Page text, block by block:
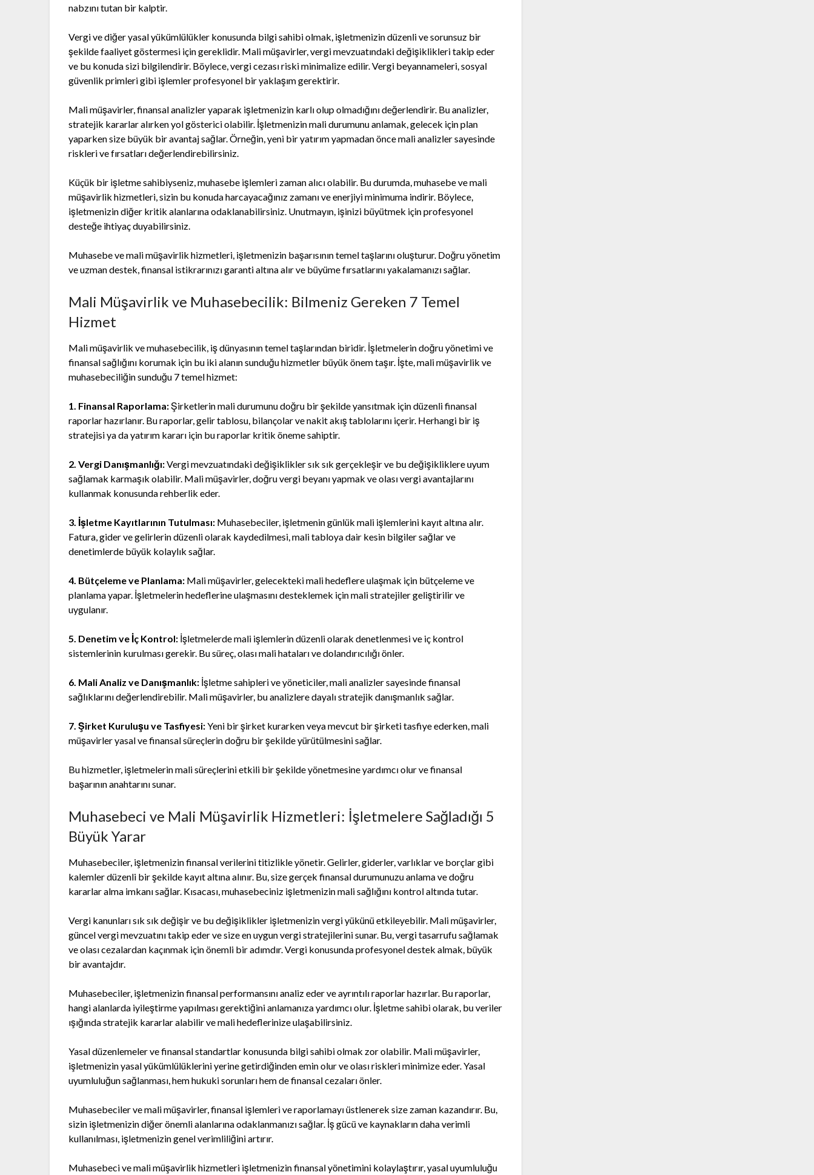
nabzını tutan bir kalptir.
Vergi ve diğer yasal yükümlülükler konusunda bilgi sahibi olmak, işletmenizin düzenli ve sorunsuz bir
şekilde faaliyet göstermesi için gereklidir. Mali müşavirler, vergi mevzuatındaki değişiklikleri takip eder
ve bu konuda sizi bilgilendirir. Böylece, vergi cezası riski minimalize edilir. Vergi beyannameleri, sosyal
güvenlik primleri gibi işlemler profesyonel bir yaklaşım gerektirir.
Mali müşavirler, finansal analizler yaparak işletmenizin karlı olup olmadığını değerlendirir. Bu analizler,
stratejik kararlar alırken yol gösterici olabilir. İşletmenizin mali durumunu anlamak, gelecek için plan
yaparken size büyük bir avantaj sağlar. Örneğin, yeni bir yatırım yapmadan önce mali analizler sayesinde
riskleri ve fırsatları değerlendirebilirsiniz.
Küçük bir işletme sahibiyseniz, muhasebe işlemleri zaman alıcı olabilir. Bu durumda, muhasebe ve mali
müşavirlik hizmetleri, sizin bu konuda harcayacağınız zamanı ve enerjiyi minimuma indirir. Böylece,
işletmenizin diğer kritik alanlarına odaklanabilirsiniz. Unutmayın, işinizi büyütmek için profesyonel
desteğe ihtiyaç duyabilirsiniz.
Muhasebe ve mali müşavirlik hizmetleri, işletmenizin başarısının temel taşlarını oluşturur. Doğru yönetim
ve uzman destek, finansal istikrarınızı garanti altına alır ve büyüme fırsatlarını yakalamanızı sağlar.
Mali Müşavirlik ve Muhasebecilik: Bilmeniz Gereken 7 Temel
Hizmet
Mali müşavirlik ve muhasebecilik, iş dünyasının temel taşlarından biridir. İşletmelerin doğru yönetimi ve
finansal sağlığını korumak için bu iki alanın sunduğu hizmetler büyük önem taşır. İşte, mali müşavirlik ve
muhasebeciliğin sunduğu 7 temel hizmet:
1. Finansal Raporlama:Şirketlerin mali durumunu doğru bir şekilde yansıtmak için düzenli finansal
raporlar hazırlanır. Bu raporlar, gelir tablosu, bilançolar ve nakit akış tablolarını içerir. Herhangi bir iş
stratejisi ya da yatırım kararı için bu raporlar kritik öneme sahiptir.
2. Vergi Danışmanlığı:Vergi mevzuatındaki değişiklikler sık sık gerçekleşir ve bu değişikliklere uyum
sağlamak karmaşık olabilir. Mali müşavirler, doğru vergi beyanı yapmak ve olası vergi avantajlarını
kullanmak konusunda rehberlik eder.
3. İşletme Kayıtlarının Tutulması: Muhasebeciler, işletmenin günlük mali işlemlerini kayıt altına alır.
Fatura, gider ve gelirlerin düzenli olarak kaydedilmesi, mali tabloya dair kesin bilgiler sağlar ve
denetimlerde büyük kolaylık sağlar.
4. Bütçeleme ve Planlama: Mali müşavirler, gelecekteki mali hedeflere ulaşmak için bütçeleme ve
planlama yapar. İşletmelerin hedeflerine ulaşmasını desteklemek için mali stratejiler geliştirilir ve
uygulanır.
5. Denetim ve İç Kontrol: İşletmelerde mali işlemlerin düzenli olarak denetlenmesi ve iç kontrol
sistemlerinin kurulması gerekir. Bu süreç, olası mali hataları ve dolandırıcılığı önler.
6. Mali Analiz ve Danışmanlık: İşletme sahipleri ve yöneticiler, mali analizler sayesinde finansal
sağlıklarını değerlendirebilir. Mali müşavirler, bu analizlere dayalı stratejik danışmanlık sağlar.
7. Şirket Kuruluşu ve Tasfiyesi:Yeni bir şirket kurarken veya mevcut bir şirketi tasfiye ederken, mali
müşavirler yasal ve finansal süreçlerin doğru bir şekilde yürütülmesini sağlar.
Bu hizmetler, işletmelerin mali süreçlerini etkili bir şekilde yönetmesine yardımcı olur ve finansal
başarının anahtarını sunar.
Muhasebeci ve Mali Müşavirlik Hizmetleri: İşletmelere Sağladığı 5
Büyük Yarar
Muhasebeciler, işletmenizin finansal verilerini titizlikle yönetir. Gelirler, giderler, varlıklar ve borçlar gibi
kalemler düzenli bir şekilde kayıt altına alınır. Bu, size gerçek finansal durumunuzu anlama ve doğru
kararlar alma imkanı sağlar. Kısacası, muhasebeciniz işletmenizin mali sağlığını kontrol altında tutar.
Vergi kanunları sık sık değişir ve bu değişiklikler işletmenizin vergi yükünü etkileyebilir. Mali müşavirler,
güncel vergi mevzuatını takip eder ve size en uygun vergi stratejilerini sunar. Bu, vergi tasarrufu sağlamak
ve olası cezalardan kaçınmak için önemli bir adımdır. Vergi konusunda profesyonel destek almak, büyük
bir avantajdır.
Muhasebeciler, işletmenizin finansal performansını analiz eder ve ayrıntılı raporlar hazırlar. Bu raporlar,
hangi alanlarda iyileştirme yapılması gerektiğini anlamanıza yardımcı olur. İşletme sahibi olarak, bu veriler
ışığında stratejik kararlar alabilir ve mali hedeflerinize ulaşabilirsiniz.
Yasal düzenlemeler ve finansal standartlar konusunda bilgi sahibi olmak zor olabilir. Mali müşavirler,
işletmenizin yasal yükümlülüklerini yerine getirdiğinden emin olur ve olası riskleri minimize eder. Yasal
uyumluluğun sağlanması, hem hukuki sorunları hem de finansal cezaları önler.
Muhasebeciler ve mali müşavirler, finansal işlemleri ve raporlamayı üstlenerek size zaman kazandırır. Bu,
sizin işletmenizin diğer önemli alanlarına odaklanmanızı sağlar. İş gücü ve kaynakların daha verimli
kullanılması, işletmenizin genel verimliliğini artırır.
Muhasebeci ve mali müşavirlik hizmetleri işletmenizin finansal yönetimini kolaylaştırır, yasal uyumluluğu